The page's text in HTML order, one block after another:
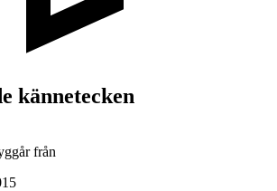
kännetecken
från